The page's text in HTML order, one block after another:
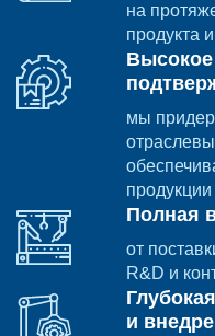
на
продукта
Высокое
мы
продукции
Полная
от
R&D и
и